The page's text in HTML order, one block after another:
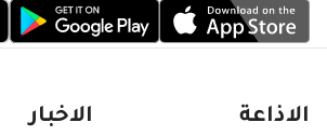
الاذاعة الاخبار